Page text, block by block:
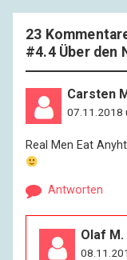
23
#4.4 Über den
Carsten
07.11.2018
Real Men Eat
Antworten
Olaf M.